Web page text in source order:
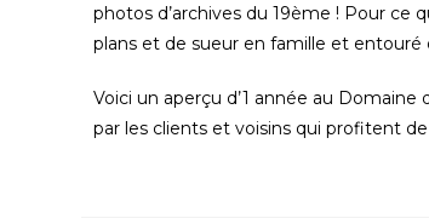
photos d’archives du 19ème ! Pour ce
plans et de sueur en famille et entouré
Voici un aperçu d’1 année au
par les clients et voisins qui profitent